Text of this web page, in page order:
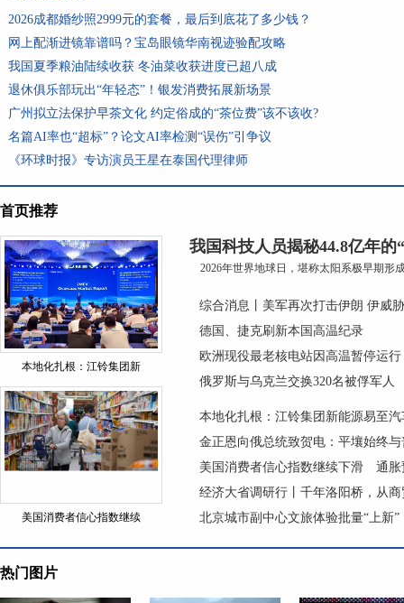
2026成都婚纱照2999元的套餐，最后到底花了多少钱？
网上配渐进镜靠谱吗？宝岛眼镜华南视迹验配攻略
我国夏季粮油陆续收获 冬油菜收获进度已超八成
退休俱乐部玩出“年轻态”！银发消费拓展新场景
广州拟立法保护早茶文化 约定俗成的“茶位费”该不该收?
名篇AI率也“超标”？论文AI率检测“误伤”引争议
《环球时报》专访演员王星在泰国代理律师
首页推荐
本地化扎根：江铃集团新
美国消费者信心指数继续
我国科技人员揭秘44.8亿年的
2026年世界地球日，堪称太阳系极早期形
综合消息丨美军再次打击伊朗 伊威
德国、捷克刷新本国高温纪录
欧洲现役最老核电站因高温暂停运行
俄罗斯与乌克兰交换320名被俘军人
本地化扎根：江铃集团新能源易至
金正恩向俄总统致贺电：平壤始终
美国消费者信心指数继续下滑 通胀
经济大省调研行丨千年洛阳桥，从
北京城市副中心文旅体验批量“上新”
热门图片